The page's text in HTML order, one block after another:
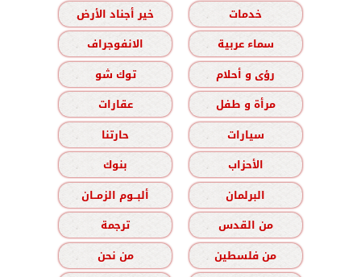
خدمات
خير أجناد الأرض
سماء عربية
الانفوجراف
رؤى و أحلام
توك شو
مرأة و طفل
عقارات
سيارات
حارتنا
الأحزاب
بنوك
البرلمان
ألبــوم الزمــان
من القدس
ترجمة
من فلسطين
من نحن